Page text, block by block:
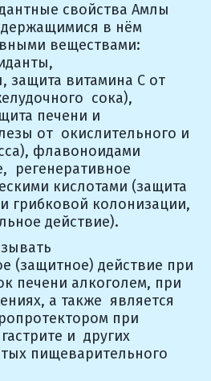
свойства Амлы
в нём
веществами:
защита витамина С от
сока),
печени и
от  окислительного и
флавоноидами
регенеративное
кислотами (защита
грибковой колонизации,
действие).
(защитное) действие при
печени алкоголем, при
а также  является
при
и  других
пищеварительного